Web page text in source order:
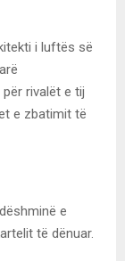
i luftës së
rivalët e tij
e zbatimit të
e
të dënuar.